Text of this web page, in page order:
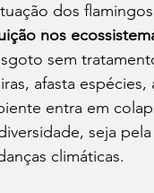
dos
nos
sem
afasta
entra em
seja
climáticas.